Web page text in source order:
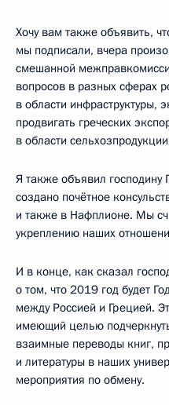
Хочу вам также объявить,
мы подписали, вчера
смешанной
вопросов в разных сферах
в области инфраструктуры,
продвигать греческих
в области
Я также объявил господину
создано почётное
и также в Нафплионе. Мы
укреплению наших
И в конце, как сказал
о том, что 2019 год будет
между Россией и Грецией.
имеющий целью
взаимные переводы книг,
и литературы в наших
мероприятия по обмену.